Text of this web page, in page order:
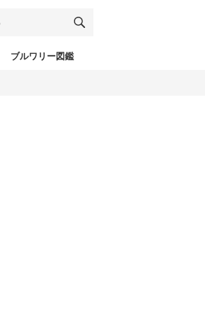
ブルワリー図鑑